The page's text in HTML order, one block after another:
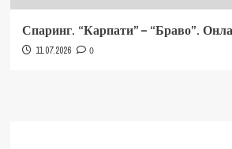
Спаринг. “Карпати” – “Браво”.
11.07.2026 0